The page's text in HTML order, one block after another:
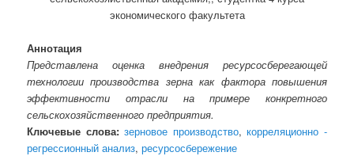
экономического факультета
Аннотация
Представлена оценка внедрения ресурсосберегающей
технологии производства зерна как фактора повышения
эффективности отрасли на примере конкретного
сельскохозяйственного предприятия.
Ключевые слова: зерновое производство,корреляционно -
регрессионный анализ,ресурсосбережение